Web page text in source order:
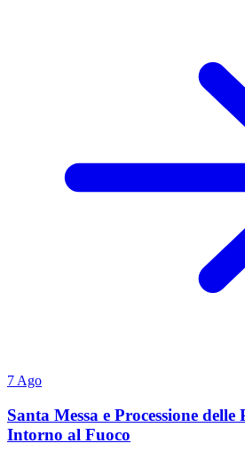
7 Ago
Santa Messa e Processione delle
Intorno al Fuoco